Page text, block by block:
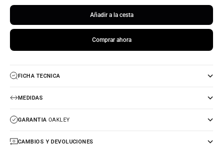
Añadir a la cesta
Comprar ahora
FICHA TECNICA
MEDIDAS
GARANTIAOAKLEY
CAMBIOS Y DEVOLUCIONES